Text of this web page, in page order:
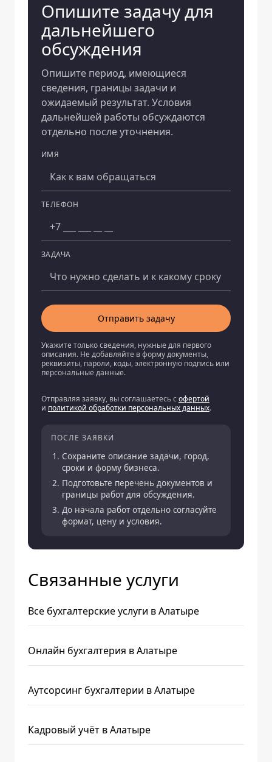
Опишите задачу для
дальнейшего
обсуждения
Опишите период, имеющиеся
сведения, границы задачи и
ожидаемый результат. Условия
дальнейшей работы обсуждаются
отдельно после уточнения.
ИМЯ
ТЕЛЕФОН
ЗАДАЧА
Компания
Отправить задачу
Укажите только сведения, нужные для первого
описания. Не добавляйте в форму документы,
реквизиты, пароли, коды, электронную подпись или
персональные данные.
Отправляя заявку, вы соглашаетесь софертой
и политикой обработки персональных данных.
ПОСЛЕ ЗАЯВКИ
Сохраните описание задачи, город,
сроки и форму бизнеса.
Подготовьте перечень документов и
границы работ для обсуждения.
До начала работ отдельно согласуйте
формат, цену и условия.
Связанные услуги
Все бухгалтерские услуги в Алатыре
Онлайн бухгалтерия в Алатыре
Аутсорсинг бухгалтерии в Алатыре
Кадровый учёт в Алатыре